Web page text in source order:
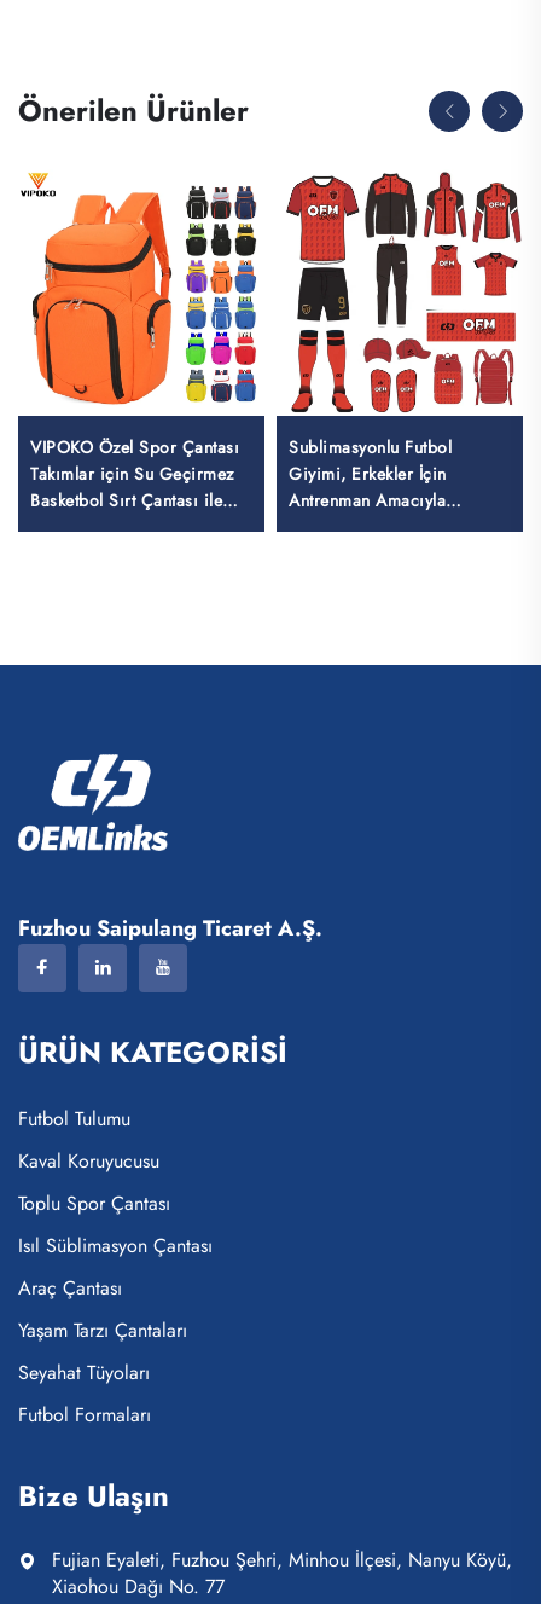
Önerilen Ürünler
VIPOKO Özel Spor Çantası
Takımlar için Su Geçirmez
Basketbol Sırt Çantası ile
Logo, Gündelik Kullanım İçin
Sublimasyonlu Futbol
Giyimi, Erkekler İçin
Antrenman Amacıyla
Kullanılan Futbol Forması
Fuzhou Saipulang Ticaret A.Ş.
ÜRÜN KATEGORİSİ
Futbol Tulumu
Kaval Koruyucusu
Toplu Spor Çantası
Isıl Süblimasyon Çantası
Araç Çantası
Yaşam Tarzı Çantaları
Seyahat Tüyoları
Futbol Formaları
Bize Ulaşın
Fujian Eyaleti, Fuzhou Şehri, Minhou İlçesi, Nanyu Köyü,
Xiaohou Dağı No. 77